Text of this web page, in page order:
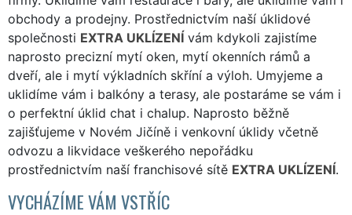
obchody a prodejny. Prostřednictvím naší úklidové
společnosti EXTRA UKLÍZENÍ vám kdykoli zajistíme
naprosto precizní mytí oken, mytí okenních rámů a
dveří, ale i mytí výkladních skříní a výloh. Umyjeme a
uklidíme vám i balkóny a terasy, ale postaráme se vám i
o perfektní úklid chat i chalup. Naprosto běžně
zajišťujeme v Novém Jičíně i venkovní úklidy včetně
odvozu a likvidace veškerého nepořádku
prostřednictvím naší franchisové sítě EXTRA UKLÍZENÍ.
VYCHÁZÍME VÁM VSTŘÍC